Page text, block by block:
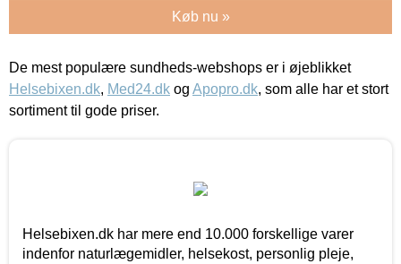
Køb nu »
De mest populære sundheds-webshops er i øjeblikket
Helsebixen.dk, Med24.dk og Apopro.dk, som alle har et stort
sortiment til gode priser.
Helsebixen.dk har mere end 10.000 forskellige varer
indenfor naturlægemidler, helsekost, personlig pleje,